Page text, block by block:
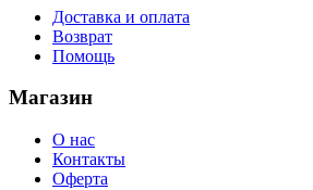
Доставка и оплата
Возврат
Помощь
Магазин
О нас
Контакты
Оферта